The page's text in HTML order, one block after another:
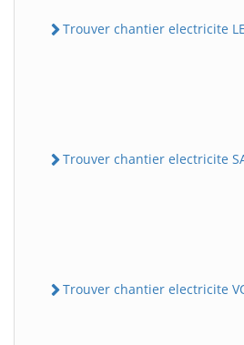
Trouver chantier electricite LE
Trouver chantier electricite
Trouver chantier electricite